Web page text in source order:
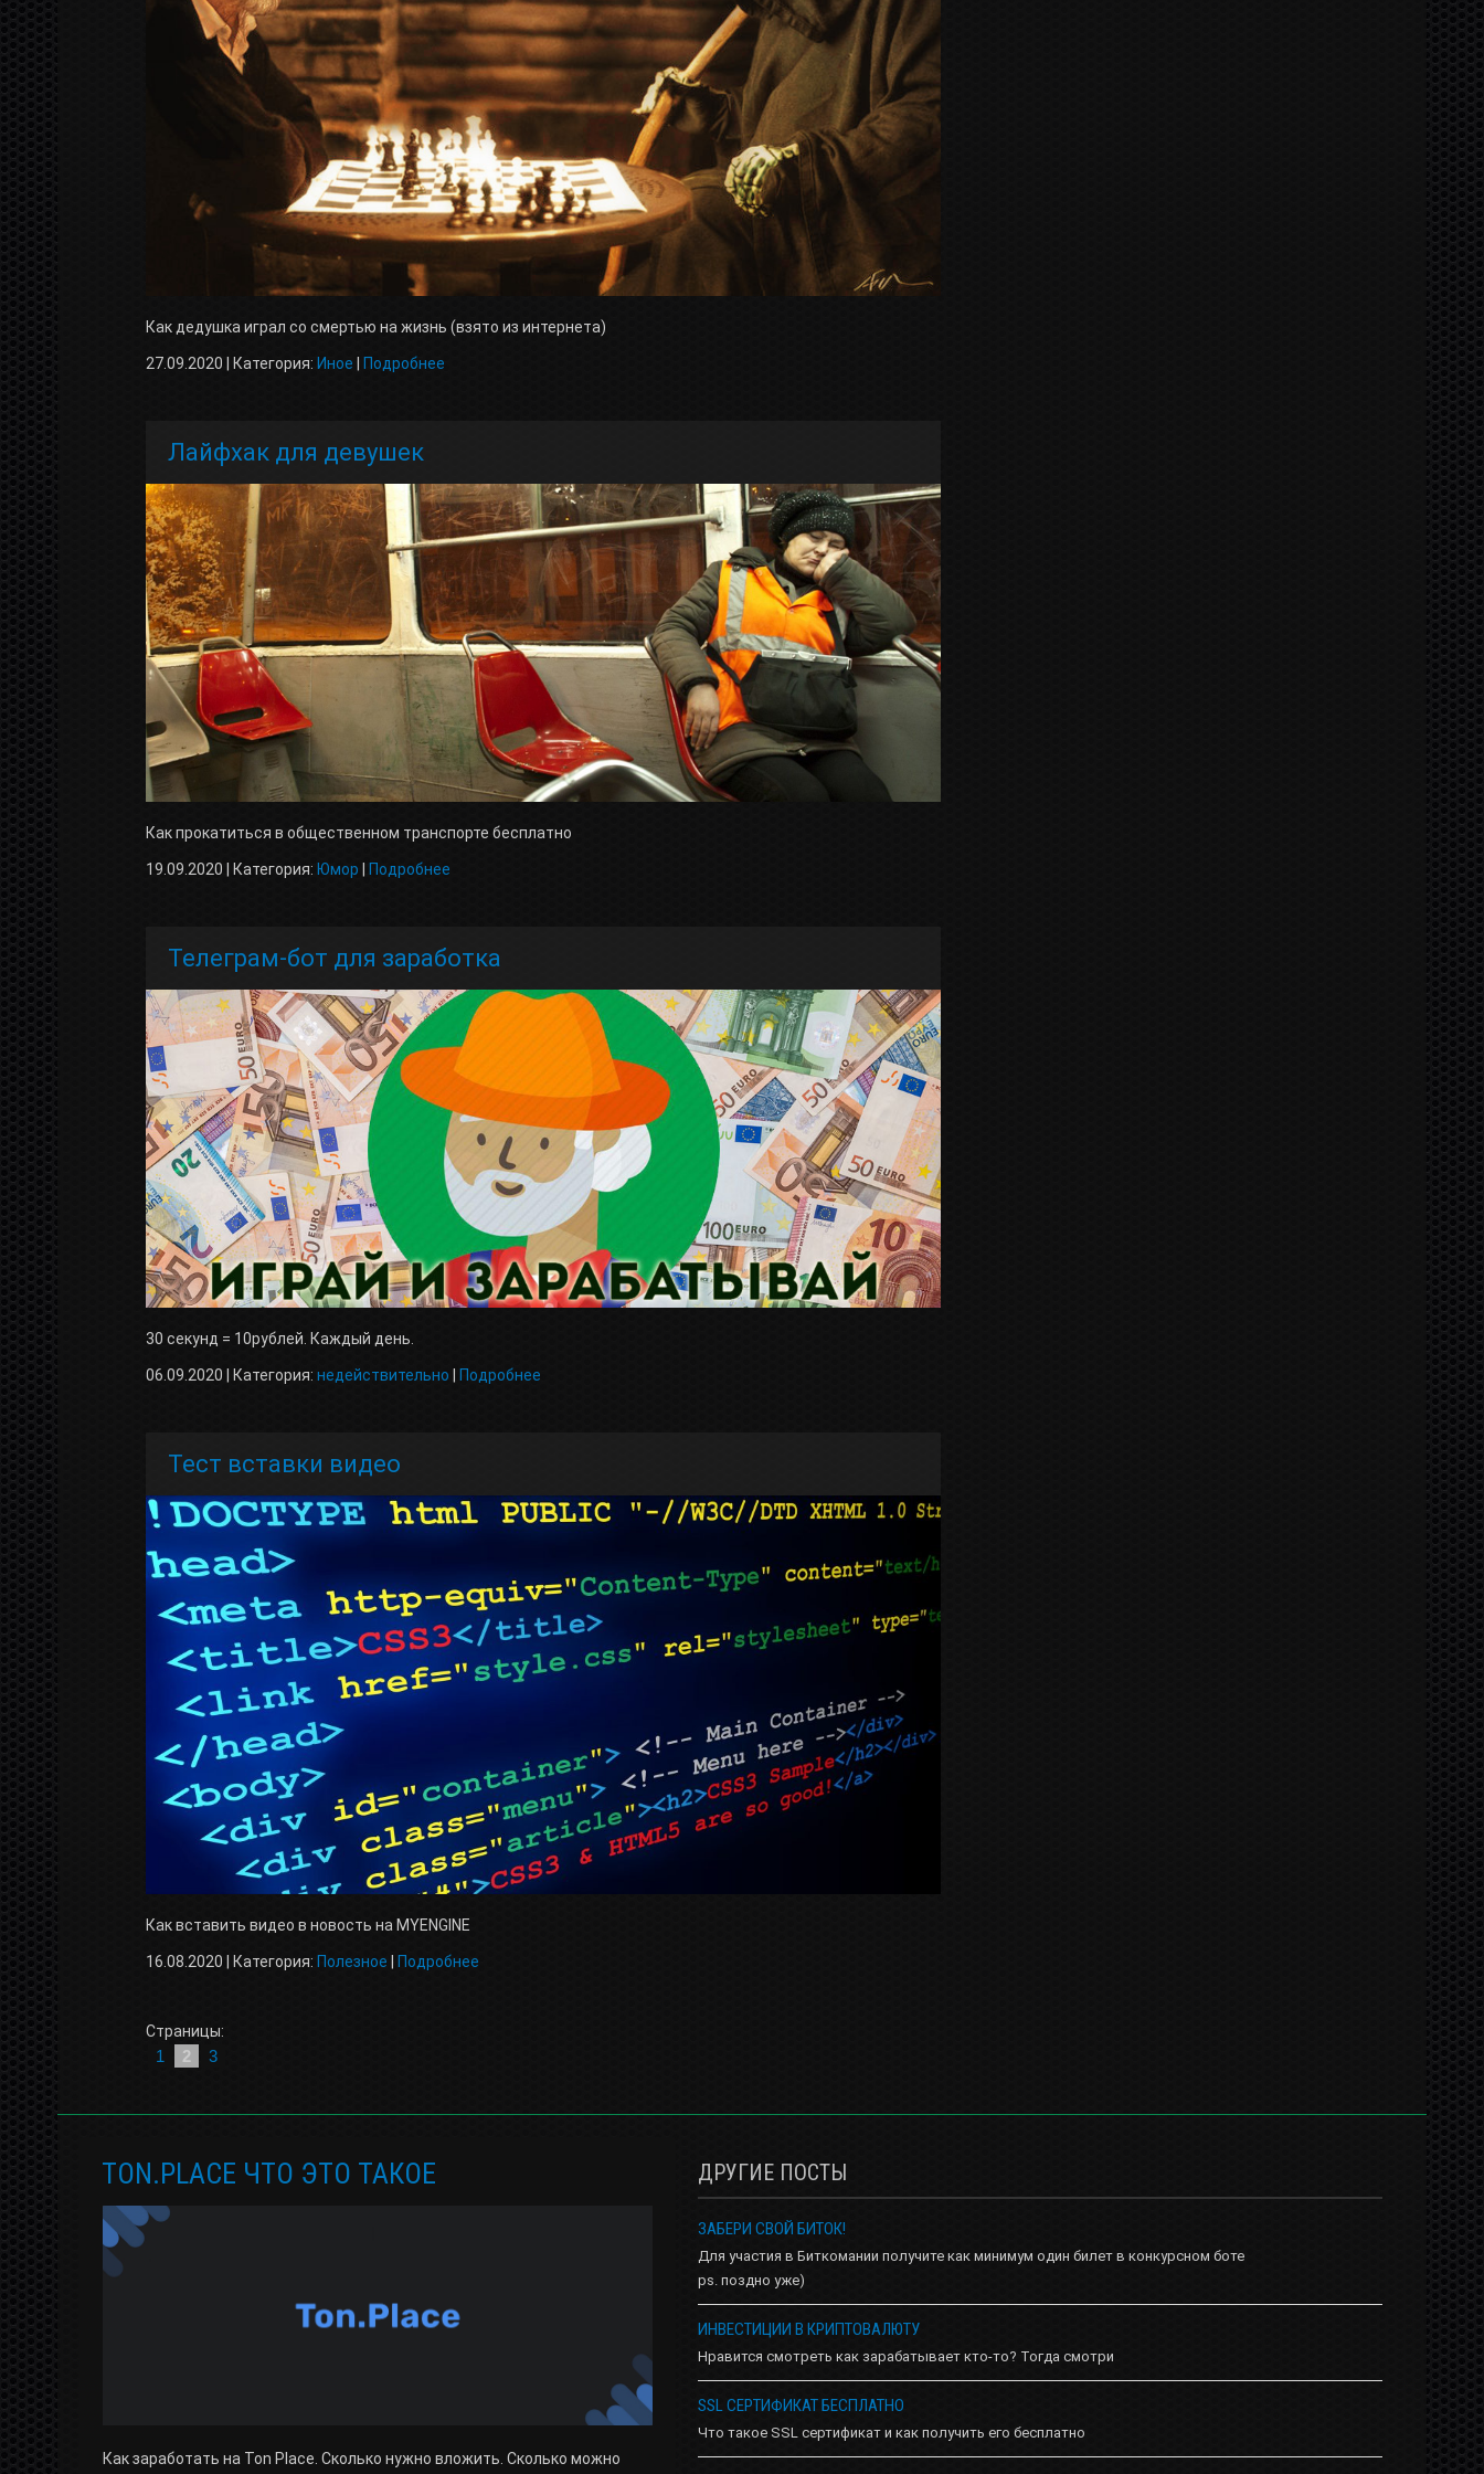
Как дедушка играл со смертью на жизнь (взято из интернета)
27.09.2020 | Категория: Иное Подробнее
Лайфхак для девушек
Как прокатиться в общественном транспорте бесплатно
19.09.2020 | Категория: Юмор Подробнее
Телеграм-бот для заработка
30 секунд = 10рублей. Каждый день.
06.09.2020 | Категория: недействительно Подробнее
Тест вставки видео
Как вставить видео в новость на MYENGINE
16.08.2020 | Категория: Полезное Подробнее
Страницы:
1 2 3
TON.PLACE ЧТО ЭТО ТАКОЕ
Как заработать на Ton Place. Сколько нужно вложить. Сколько можно
ДРУГИЕ ПОСТЫ
ЗАБЕРИ СВОЙ БИТОК!
Для участия в Биткомании получите как минимум один билет в конкурсном боте
ps. поздно уже)
ИНВЕСТИЦИИ В КРИПТОВАЛЮТУ
Нравится смотреть как зарабатывает кто-то? Тогда смотри
SSL СЕРТИФИКАТ БЕСПЛАТНО
Что такое SSL сертификат и как получить его бесплатно